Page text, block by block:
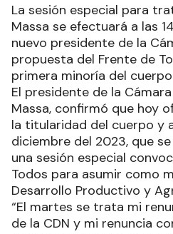
La sesión especial para
Massa se efectuará a las
nuevo presidente de la
propuesta del Frente de
primera minoría del
El presidente de la
Massa, confirmó que hoy
la titularidad del cuerpo y
diciembre del 2023, que
una sesión especial
Todos para asumir como
Desarrollo Productivo y
“El martes se trata mi
de la CDN y mi renuncia